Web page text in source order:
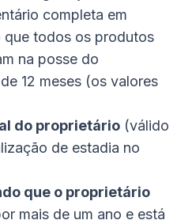
completa em
que todos os produtos
na posse do
12 meses (os valores
do proprietário (válido
de estadia no
que o proprietário
mais de um ano e está